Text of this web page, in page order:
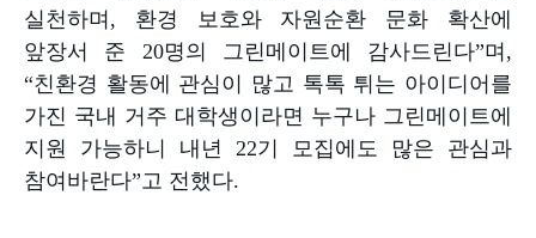
실천하며 , 환경 보호와 자원순환 문화 확산에
앞장서 준 20명의 그린메이트에 감사드린다”며 ,
“친환경 활동에 관심이 많고 톡톡 튀는 아이디어를
가진 국내 거주 대학생이라면 누구나 그린메이트에
지원 가능하니 내년
22기 모집에도 많은 관심과
참여바란다”고 전했다.